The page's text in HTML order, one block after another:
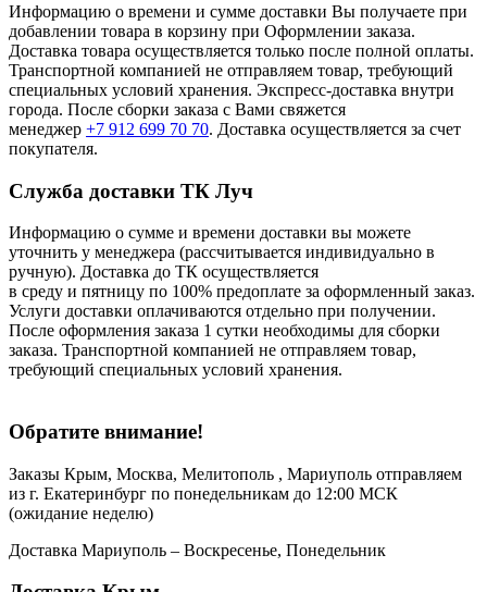
Информацию о времени и сумме доставки Вы получаете при
добавлении товара в корзину при Оформлении заказа.
Доставка товара осуществляется только после полной оплаты.
Транспортной компанией не отправляем товар, требующий
специальных условий хранения. Экспресс-доставка внутри
города. После сборки заказа с Вами свяжется
менеджер +7 912 699 70 70. Доставка осуществляется за счет
покупателя.
Служба доставки ТК Луч
Информацию о сумме и времени доставки вы можете
уточнить у менеджера (рассчитывается индивидуально в
ручную). Доставка до ТК осуществляется
в среду и пятницу по 100% предоплате за оформленный заказ.
Услуги доставки оплачиваются отдельно при получении.
После оформления заказа 1 сутки необходимы для сборки
заказа. Транспортной компанией не отправляем товар,
требующий специальных условий хранения.
Обратите внимание!
Заказы Крым, Москва, Мелитополь , Мариуполь отправляем
из г. Екатеринбург по понедельникам до 12:00 МСК
(ожидание неделю)
Доставка Мариуполь – Воскресенье, Понедельник